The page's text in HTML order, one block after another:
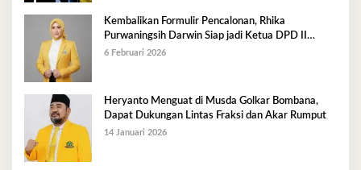
Kembalikan Formulir Pencalonan, Rhika
Purwaningsih Darwin Siap jadi Ketua DPD II
Golkar Mubar
6 Februari 2026
Heryanto Menguat di Musda Golkar Bombana,
Dapat Dukungan Lintas Fraksi dan Akar Rumput
14 Januari 2026